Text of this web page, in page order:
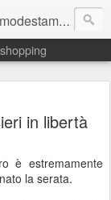
lo nacqui.
a migliorare.
in libertà
è estremamente
la serata.